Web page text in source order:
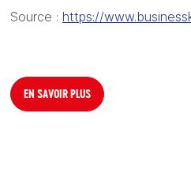
Source : https://
EN SAVOIR PLUS